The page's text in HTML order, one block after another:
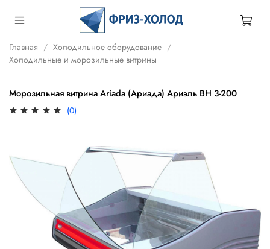
Главная
Холодильное оборудование
Холодильные и морозильные витрины
Морозильная витрина Ariada (Ариада) Ариэль ВН 3-200
(0)